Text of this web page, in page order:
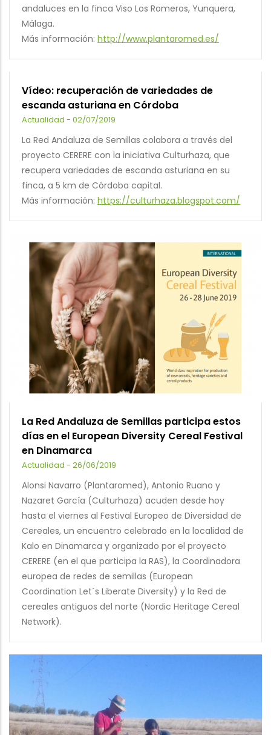
andaluces en la finca Viso Los Romeros, Yunquera,
Málaga.
Más información: http://www.plantaromed.es/
Vídeo: recuperación de variedades de
escanda asturiana en Córdoba
Actualidad - 02/07/2019
La Red Andaluza de Semillas colabora a través del
proyecto CERERE con la iniciativa Culturhaza, que
recupera variedades de escanda asturiana en su
finca, a 5 km de Córdoba capital.
Más información: https://culturhaza.blogspot.com/
La Red Andaluza de Semillas participa estos
días en el European Diversity Cereal Festival
en Dinamarca
Actualidad - 26/06/2019
Alonsi Navarro (Plantaromed), Antonio Ruano y
Nazaret García (Culturhaza) acuden desde hoy
hasta el viernes al Festival Europeo de Diversidad de
Cereales, un encuentro celebrado en la localidad de
Kalo en Dinamarca y organizado por el proyecto
CERERE (en el que participa la RAS), la Coordinadora
europea de redes de semillas (European
Coordination Let´s Liberate Diversity) y la Red de
cereales antiguos del norte (Nordic Heritage Cereal
Network).